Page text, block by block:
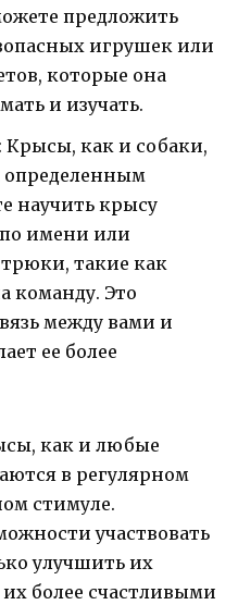
предложить
игрушек или
которые она
и изучать.
как и собаки,
определенным
научить крысу
имени или
такие как
команду. Это
между вами и
ее более
как и любые
в регулярном
стимуле.
участвовать
улучшить их
более счастливыми